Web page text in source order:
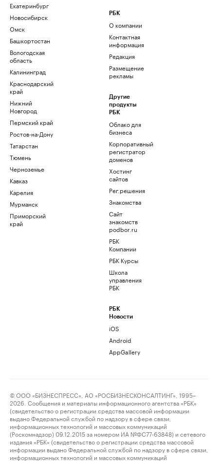
Екатеринбург
Новосибирск
Омск
Башкортостан
Вологодская
область
Калининград
Краснодарский
край
Нижний
Новгород
Пермский край
Ростов-на-Дону
Татарстан
Тюмень
Черноземье
Кавказ
Карелия
Мурманск
Приморский
край
РБК
О компании
Контактная
информация
Редакция
Размещение
рекламы
Другие
продукты
РБК
Облако для
бизнеса
Корпоративный
регистратор
доменов
Хостинг
сайтов
Рег.решения
Знакомства
Сайт
знакомств
podbor.ru
РБК
Компании
РБК Курсы
Школа
управления
РБК
РБК
Новости
iOS
Android
AppGallery
© ООО «БИЗНЕСПРЕСС», АО «РОСБИЗНЕСКОНСАЛТИНГ», 1995–
2026. Сообщения и материалы информационного агентства «РБК»
(свидетельство о регистрации средства массовой информации
выдано Федеральной службой по надзору в сфере связи,
информационных технологий и массовых коммуникаций
(Роскомнадзор) 09.12.2015 за номером ИА №ФС77-63848) и сетевого
издания «РБК» (свидетельство о регистрации средства массовой
информации выдано Федеральной службой по надзору в сфере связи,
информационных технологий и массовых коммуникаций